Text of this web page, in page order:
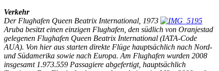
Verkehr
Der Flughafen Queen Beatrix International, 1973
Aruba besitzt einen einzigen Flughafen, den südlich von Oranjestad
gelegenen Flughafen Queen Beatrix International (IATA-Code
AUA). Von hier aus starten direkte Flüge hauptsächlich nach Nord-
und Südamerika sowie nach Europa. Am Flughafen wurden 2008
insgesamt 1.973.559 Passagiere abgefertigt, hauptsächlich